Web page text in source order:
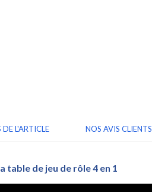
DE L'ARTICLE NOS AVIS CLIENTS
table de jeu de rôle 4 en 1